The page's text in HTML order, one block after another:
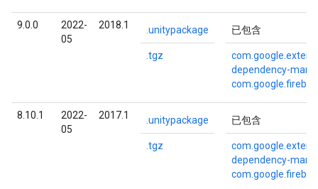
9.0.0
2022-
05
2018.1 .unitypackage
.tgz
已包含
dependency-
8.10.1
2022-
05
2017.1 .unitypackage
.tgz
已包含
dependency-